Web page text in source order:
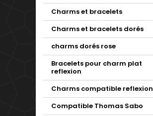
Charms et bracelets
Charms et bracelets dorés
charms dorés rose
Bracelets pour charm plat
reflexion
Charms compatible reflexion
Compatible Thomas Sabo